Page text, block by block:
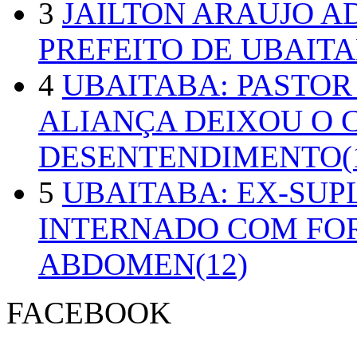
3 JAILTON ARAUJO
PREFEITO DE
4 UBAITABA:
ALIANÇA DEIXOU O
5 UBAITABA: EX-
INTERNADO COM
ABDOMEN(12)
FACEBOOK